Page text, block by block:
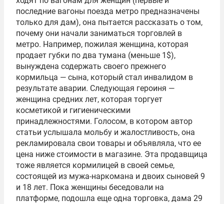
последние вагоны поезда метро предназначены
только для дам), она пытается рассказать о том,
почему они начали заниматься торговлей в
метро. Например, пожилая женщина, которая
продает губки по два тумана (меньше 1 $),
вынуждена содержать своего прежнего
кормильца — сына, который стал инвалидом в
результате аварии. Следующая героиня —
женщина средних лет, которая торгует
косметикой и гигиеническими
принадлежностями. Голосом, в котором автор
статьи услышала мольбу и жалостливость, она
рекламировала свои товары и объявляла, что ее
цена ниже стоимости в магазине. Эта продавщица
тоже является кормилицей в своей семье,
состоящей из мужа-наркомана и двоих сыновей 9
и 18 лет. Пока женщины беседовали на
платформе, подошла еще одна торговка, дама 29